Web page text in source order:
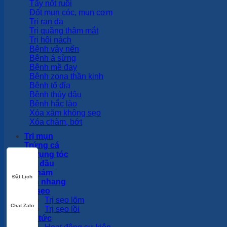
Tẩy nốt ruồi
Đốt mụn cóc, mụn cơm
Trị rạn da
Trị quầng thâm mắt
Trị hôi nách
Bệnh vảy nến
Bệnh á sừng
Bệnh mề đay
Bệnh zona thần kinh
Bệnh tổ đỉa
Bệnh thủy đậu
Bệnh hắc lào
Xóa xăm không sẹo
Xóa chàm, bớt
Trị mụn
Trứng cá
Trị rụng tóc
Hói đầu
Trị nám
Tàn nhang
Trị sẹo
Trị sẹo lõm
Trị sẹo lồi
Tin tức
Đặt Lịch
Chat Zalo